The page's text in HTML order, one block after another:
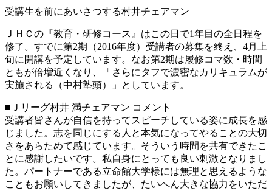
受講生を前にあいさつする村井チェアマン
ＪＨＣの『教育・研修コース』はこの日で1年目の全日程を
修了。すでに第2期（2016年度）受講者の募集を終え、4月上
旬に開講を予定しています。なお第2期は履修コマ数・時間
ともが倍増近くなり、「さらにタフで濃密なカリキュラムが
実施される（中村塾頭）」としています。
■Ｊリーグ村井 満チェアマン コメント
受講者皆さんが自信を持ってスピーチしている姿に成長を感
じました。志を同じにする人と本気になってやることの大切
さをあらためて感じています。そういう時間を共有できたこ
とに感謝したいです。私自身にとっても良い刺激となりまし
た。パートナーである立命館大学様には無理と思えるような
こともお願いしてきましたが、たいへん大きな協力をいただ